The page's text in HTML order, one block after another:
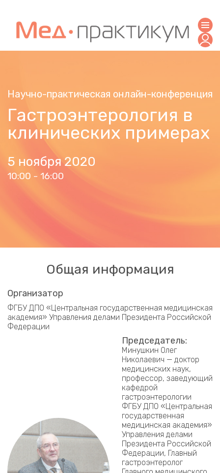
Научно-практическая онлайн-конференция
Гастроэнтерология в
клинических примерах
5 ноября 2020
10:00 - 16:00
Общая информация
Организатор
ФГБУ ДПО «Центральная государственная медицинская
академия» Управления делами Президента Российской
Федерации
Председатель:
Минушкин Олег
Николаевич — доктор
медицинских наук,
профессор, заведующий
кафедрой
гастроэнтерологии
ФГБУ ДПО «Центральная
государственная
медицинская академия»
Управления делами
Президента Российской
Федерации, Главный
гастроэнтеролог